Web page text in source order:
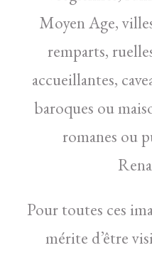
Moyen Age,
remparts,
accueillantes,
baroques ou
romanes ou
Pour toutes ces
mérite d’être